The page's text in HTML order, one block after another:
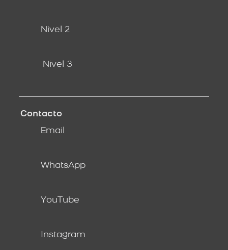
Nivel 2
Nivel 3
Contacto
Email
WhatsApp
YouTube
Instagram